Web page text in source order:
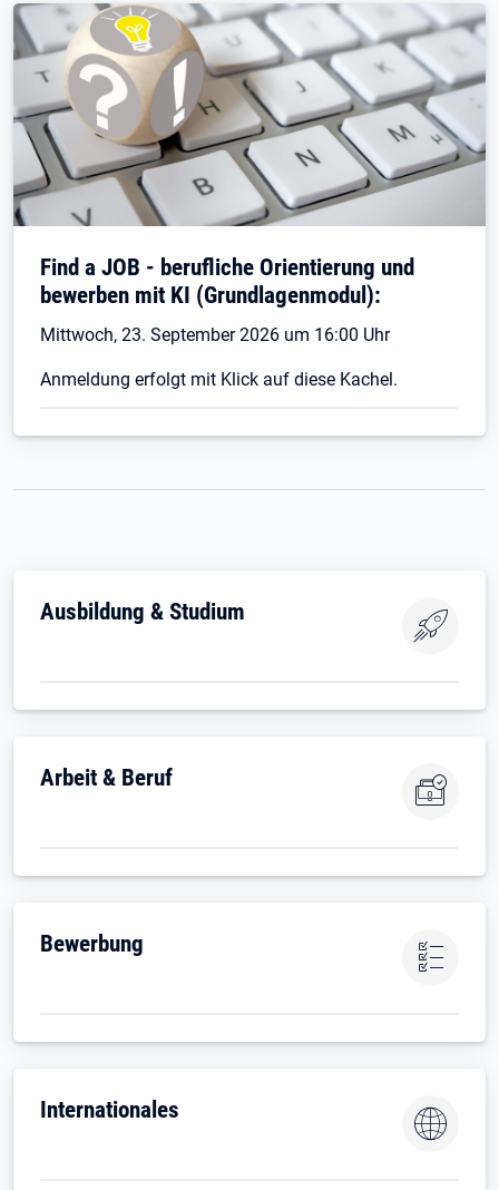
Find a JOB - berufliche Orientierung und
bewerben mit KI (Grundlagenmodul):
Mittwoch, 23. September 2026 um 16:00 Uhr
Anmeldung erfolgt mit Klick auf diese Kachel.
Ausbildung & Studium
Arbeit & Beruf
Bewerbung
Internationales